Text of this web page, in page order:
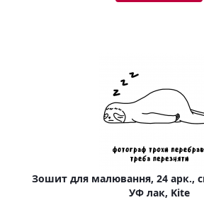
Зошит для малювання, 24 арк.,
УФ лак, Kite